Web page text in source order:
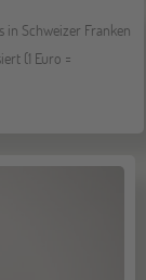
in Schweizer Franken
(1 Euro =